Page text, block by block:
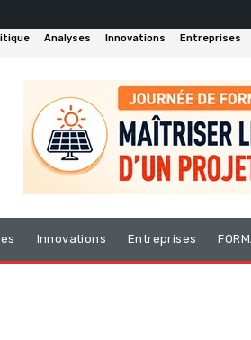
Analyses Innovations Entreprises
Innovations Entreprises